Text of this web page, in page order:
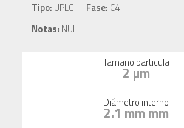
Tipo: UPLC | Fase: C4
Notas: NULL
Tamaño particula
2 µm
Diámetro interno
2.1 mm mm